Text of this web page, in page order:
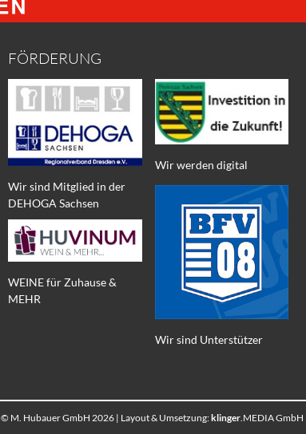
FÖRDERUNG
Wir sind Mitglied in der
DEHOGA Sachsen
WEINE für Zuhause &
MEHR
Wir werden digital
Wir sind Unterstützer
© M. Hubauer GmbH 2026 | Layout & Umsetzung:klinger.MEDIA GmbH